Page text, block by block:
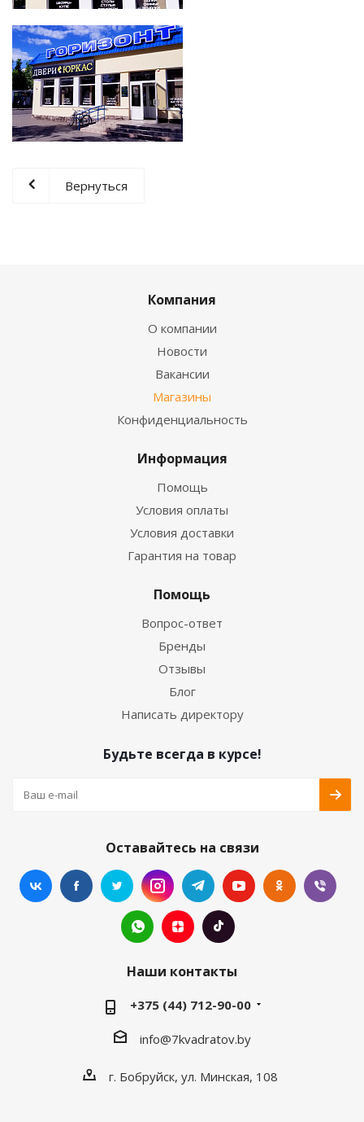
Вернуться
Компания
О компании
Новости
Вакансии
Магазины
Конфиденциальность
Информация
Помощь
Условия оплаты
Условия доставки
Гарантия на товар
Помощь
Вопрос-ответ
Бренды
Отзывы
Блог
Написать директору
Будьте всегда в курсе!
Оставайтесь на связи
Наши контакты
+375 (44) 712-90-00
info@7kvadratov.by
г. Бобруйск, ул. Минская, 108